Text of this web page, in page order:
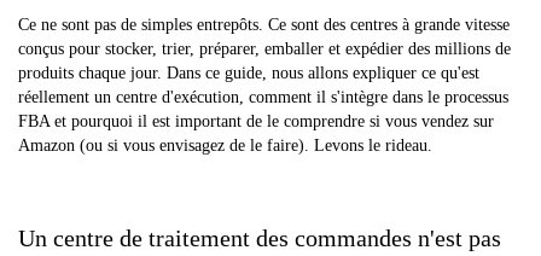
Ce ne sont pas de simples entrepôts. Ce sont des centres à grande vitesse
conçus pour stocker, trier, préparer, emballer et expédier des millions de
produits chaque jour. Dans ce guide, nous allons expliquer ce qu'est
réellement un centre d'exécution, comment il s'intègre dans le processus
FBA et pourquoi il est important de le comprendre si vous vendez sur
Amazon (ou si vous envisagez de le faire). Levons le rideau.
Un centre de traitement des commandes n'est pas